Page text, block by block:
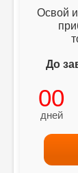
Освой
До
00
дней